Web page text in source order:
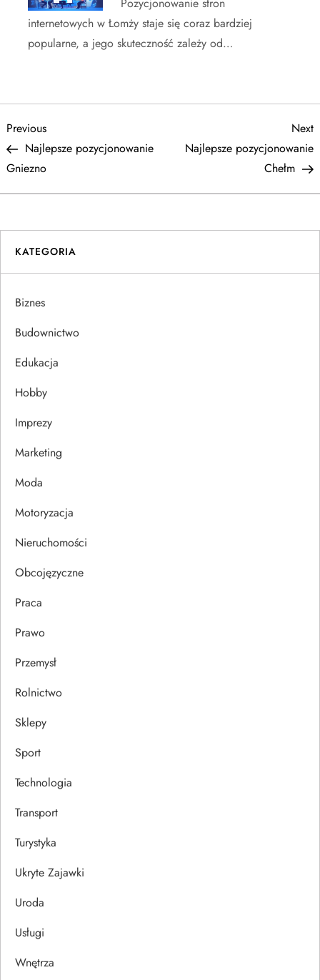
internetowych w Łomży staje się coraz bardziej
popularne, a jego skuteczność zależy od…
N
a
w
i
g
a
c
a
w
p
u
Previous
Post
Previous
Najlepsze pozycjonowanie
Gniezno
Next
Najlepsze pozycjonowanie
Chełm
KATEGORIA
Biznes
Budownictwo
Edukacja
Hobby
Imprezy
Marketing
Moda
Motoryzacja
Nieruchomości
Obcojęzyczne
Praca
Prawo
Przemysł
Rolnictwo
Sklepy
Sport
Technologia
Transport
Turystyka
Ukryte Zajawki
Uroda
Usługi
Wnętrza